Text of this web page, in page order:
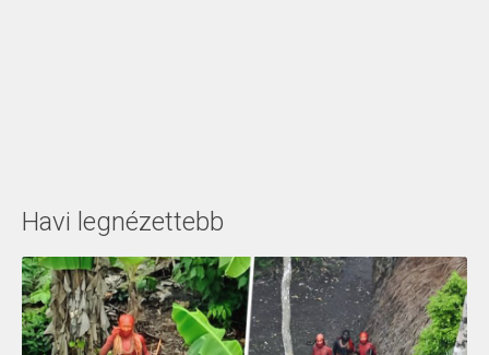
Havi legnézettebb